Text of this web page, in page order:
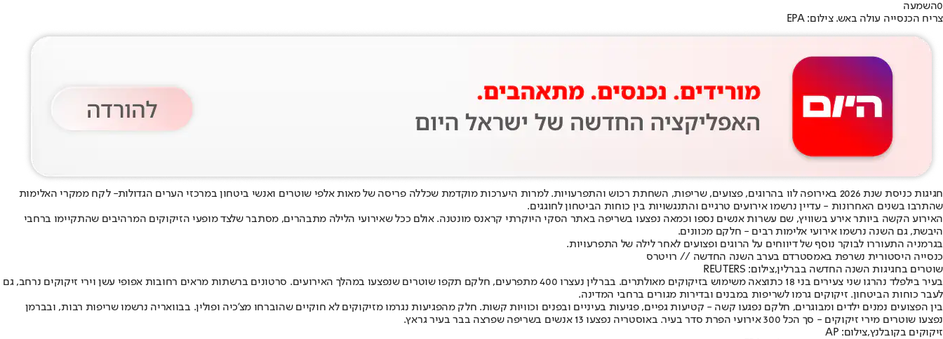
0השמעה
צריח הכנסייה עולה באש. צילום: EPA
חגיגות כניסת שנת 2026 באירופה לוו בהרוגים, פצועים, שריפות, השחתת רכוש והתפרעויות. ל מרות היערכות מוקדמת שכללה פריסה של מאות אלפי שוטרים ואנשי ביטחון במרכזי הערים הגדולות- לקח ממקרי האלימות
שהתרבו בשנים האחרונות - עדיין נרשמו אירועים טרגיים והתנגשויות בין כוחות הביטחון לחוגגים.
האירוע הקשה ביותר אירע בשוויץ, שם עשרות אנשים נספו וכמאה נפצעו בשריפה באתר הסקי היוקרתי קראנס מונטנה. אולם ככל שאירועי הלילה מתבהרים, מסתבר שלצד מופעי הזיקוקים המרהיבים שהתקיימו ברחבי
היבשת, גם השנה נרשמו אירועי אלימות רבים - חלקם מכוונים.
בגרמניה התעוררו לבוקר נוסף של דיווחים על הרוגים ופצועים לאחר לילה של התפרעויות.
כנסייה היסטורית נשרפת באמסטרדם בערב השנה החדשה // רויטרס
שוטרים בחגיגות השנה החדשה בברלין,צילום: REUTERS
בעיר בילפלד נהרגו שני צעירים בני 18 כתוצאה משימוש בזיקוקים מאולתרים. בברלין נעצרו 400 מתפרעים, חלקם תקפו שוטרים שנפצעו במהלך האירועים. סרטונים ברשתות מראים רחובות אפופי עשן וירי זיקוקים נרחב, גם
לעבר כוחות הביטחון. זיקוקים גרמו לשריפות במבנים ובדירות מגורים ברחבי המדינה.
בין הפצועים נמנים ילדים ומבוגרים, חלקם נפגעו קשה - קטיעות גפיים, פגיעות בעיניים ובפנים וכוויות קשות. חלק מהפגיעות נגרמו מזיקוקים לא חוקיים שהוברחו מצ'כיה ופולין. בבוואריה נרשמו שריפות רבות, ובברמן
נפצעו שוטרים מירי זיקוקים - סך הכל 300 אירועי הפרת סדר בעיר. באוסטריה נפצעו 13 אנשים בשריפה שפרצה בבר בעיר גראץ.
זיקוקים בקובלנץ,צילום: AP